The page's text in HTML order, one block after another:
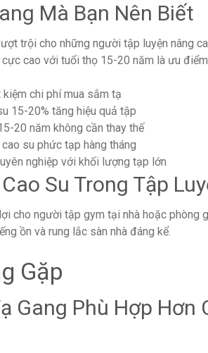
Mà Bạn Nên Biết
trội cho những người tập luyện nâng
cao với tuổi thọ 15-20 năm là ưu
chi phí mua sắm tạ
15-20% tăng hiệu quả tập
20 năm không cần thay thế
su phức tạp hàng tháng
nghiệp với khối lượng tạp lớn
Su Trong Tập
cho người tập gym tại nhà hoặc phòng
ồn và rung lắc sàn nhà đáng kể.
Gặp
Gang Phù Hợp Hơn